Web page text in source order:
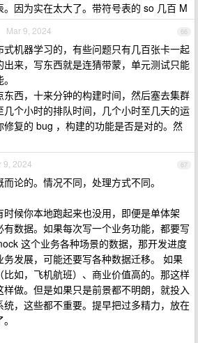
因为实在太大了。带符号表的 so 几百 M
66
Mar 9, 2024
机器学习的，有些问题只有几百张卡一起
出来，写东西就是连猜带蒙，单元测试只能
西，十来分钟的构建时间，然后塞去集群
几个小时的排队时间，几个小时至几天的运
修复的 bug ，构建的功能是否是对的。然
67
9, 2024
论的。情况不同，处理方式不同。
候你本地跑起来也没用，即便是单体架
数据。如果每次写一个业务功能，都要写
这个业务各种场景的数据，那开发进度
发展，可能还要写各种数据迁移。 如果
如，飞机航班）、商业价值高的。那这样
做。但是如果只是前景都不明朗，就投入
，这些都不重要。提早把过多精力，放在